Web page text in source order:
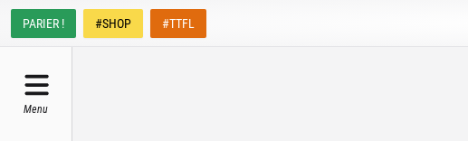
PARIER ! #SHOP #TTFL
Menu